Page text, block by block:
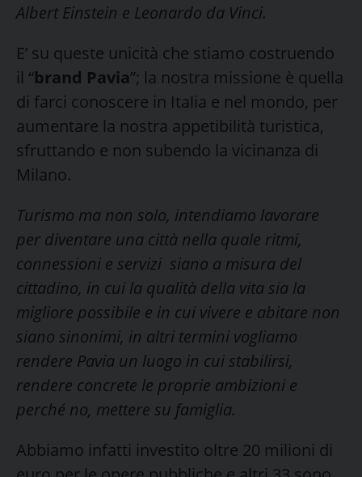
Albert Einstein e Leonardo da Vinci.
E’ su queste unicità che stiamo costruendo
il “brand Pavia”; la nostra missione è quella
di farci conoscere in Italia e nel mondo, per
aumentare la nostra appetibilità turistica,
sfruttando e non subendo la vicinanza di
Milano.
Turismo ma non solo, intendiamo lavorare
per diventare una città nella quale ritmi,
connessioni e servizi siano a misura del
cittadino, in cui la qualità della vita sia la
migliore possibile e in cui vivere e abitare non
siano sinonimi, in altri termini vogliamo
rendere Pavia un luogo in cui stabilirsi,
rendere concrete le proprie ambizioni e
perché no, mettere su famiglia.
Abbiamo infatti investito oltre 20 milioni di